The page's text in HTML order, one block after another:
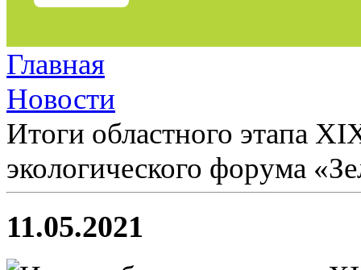
Главная
Новости
Итоги областного этапа
экологического форума
11.05.2021